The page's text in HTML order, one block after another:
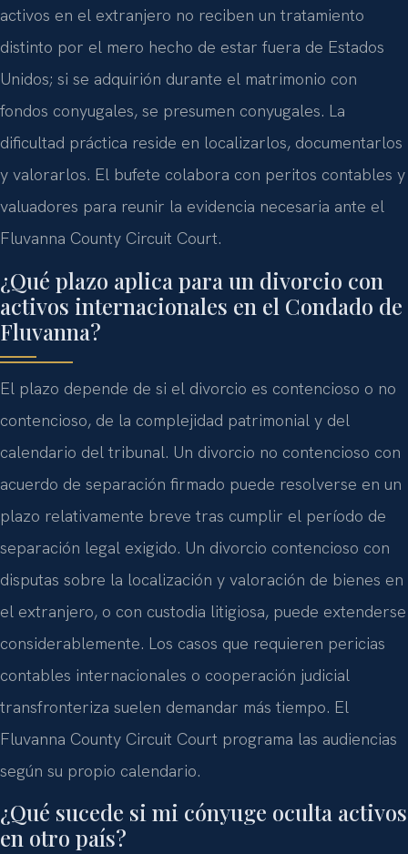
activos en el extranjero no reciben un tratamiento
distinto por el mero hecho de estar fuera de Estados
Unidos; si se adquirión durante el matrimonio con
fondos conyugales, se presumen conyugales. La
dificultad práctica reside en localizarlos, documentarlos
y valorarlos. El bufete colabora con peritos contables y
valuadores para reunir la evidencia necesaria ante el
Fluvanna County Circuit Court.
¿Qué plazo aplica para un divorcio con
activos internacionales en el Condado de
Fluvanna?
El plazo depende de si el divorcio es contencioso o no
contencioso, de la complejidad patrimonial y del
calendario del tribunal. Un divorcio no contencioso con
acuerdo de separación firmado puede resolverse en un
plazo relativamente breve tras cumplir el período de
separación legal exigido. Un divorcio contencioso con
disputas sobre la localización y valoración de bienes en
el extranjero, o con custodia litigiosa, puede extenderse
considerablemente. Los casos que requieren pericias
contables internacionales o cooperación judicial
transfronteriza suelen demandar más tiempo. El
Fluvanna County Circuit Court programa las audiencias
según su propio calendario.
¿Qué sucede si mi cónyuge oculta activos
en otro país?